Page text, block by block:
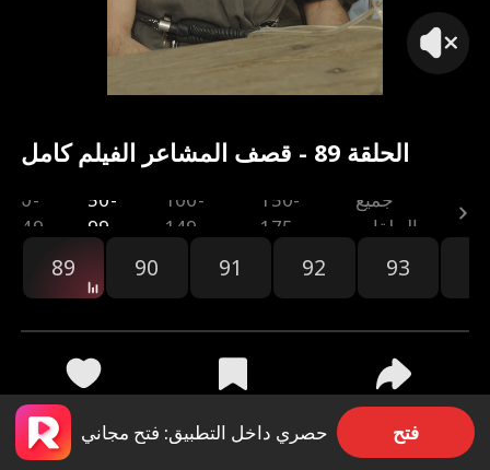
الحلقة 89 - قصف المشاعر الفيلم كامل
0-
49
50-
99
100-
149
150-
175
جميع
الحلقات
89 90 91 92 93
364 مشاركة
حصري داخل التطبيق: فتح مجاني فتح